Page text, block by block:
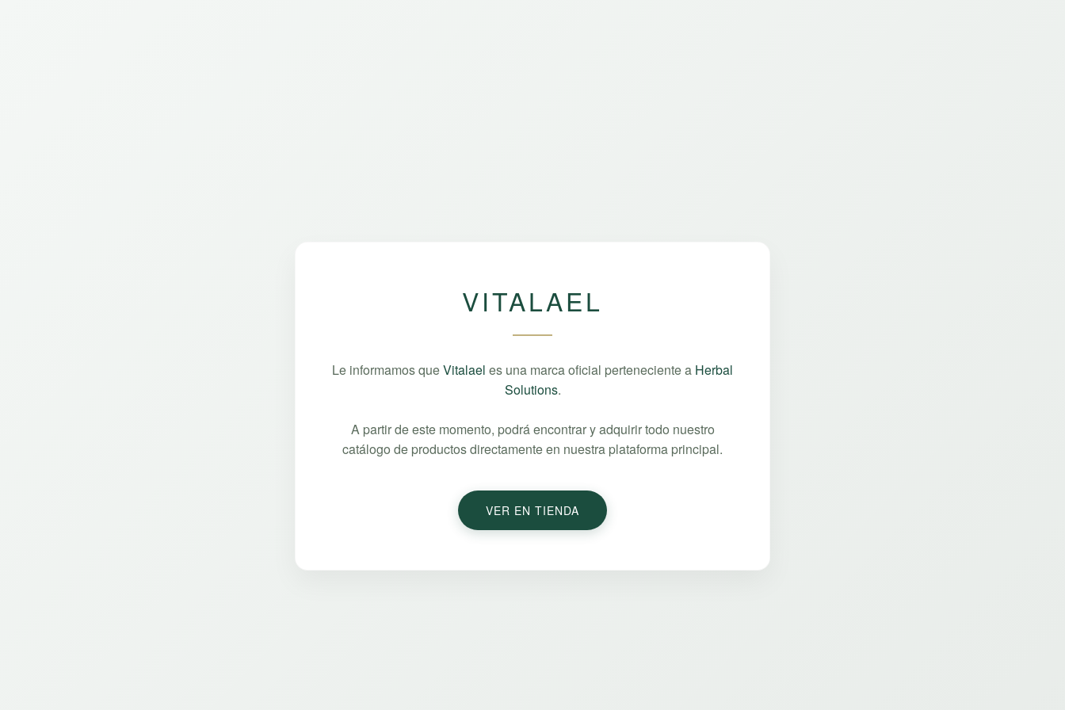
VITALAEL
Le informamos queVitalael es una marca oficial perteneciente a Herbal
Solutions.
A partir de este momento, podrá encontrar y adquirir todo nuestro
catálogo de productos directamente en nuestra plataforma principal.
VER EN TIENDA